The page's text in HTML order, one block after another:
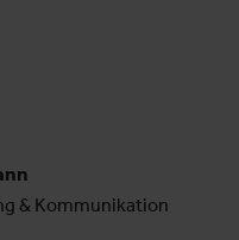
& Kommunikation